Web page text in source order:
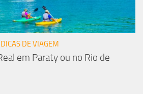
DICAS DE VIAGEM
em Paraty ou no Rio de